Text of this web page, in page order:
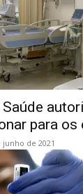
para os
junho de 2021